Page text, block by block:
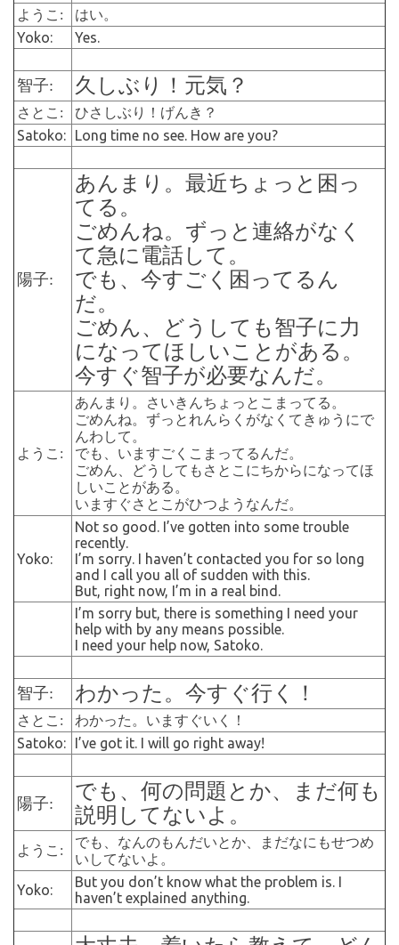
ようこ: はい。
Yoko: Yes.
智子: 久しぶり！元気？
さとこ: ひさしぶり！げんき？
Satoko: Long time no see. How are you?
陽子:
あんまり。最近ちょっと困っ
てる。
ごめんね。ずっと連絡がなく
て急に電話して。
でも、今すごく困ってるん
だ。
ごめん、どうしても智子に力
になってほしいことがある。
今すぐ智子が必要なんだ。
ようこ:
あんまり。さいきんちょっとこまってる。
ごめんね。ずっとれんらくがなくてきゅうにで
んわして。
でも、いますごくこまってるんだ。
ごめん、どうしてもさとこにちからになってほ
しいことがある。
いますぐさとこがひつようなんだ。
Yoko:
Not so good. I’ve gotten into some trouble
recently.
I’m sorry. I haven’t contacted you for so long
and I call you all of sudden with this.
But, right now, I’m in a real bind.
I’m sorry but, there is something I need your
help with by any means possible.
I need your help now, Satoko.
智子: わかった。今すぐ行く！
さとこ: わかった。いますぐいく！
Satoko: I’ve got it. I will go right away!
陽子:
でも、何の問題とか、まだ何も
説明してないよ。
ようこ:
でも、なんのもんだいとか、まだなにもせつめ
いしてないよ。
Yoko:
But you don’t know what the problem is. I
haven’t explained anything.